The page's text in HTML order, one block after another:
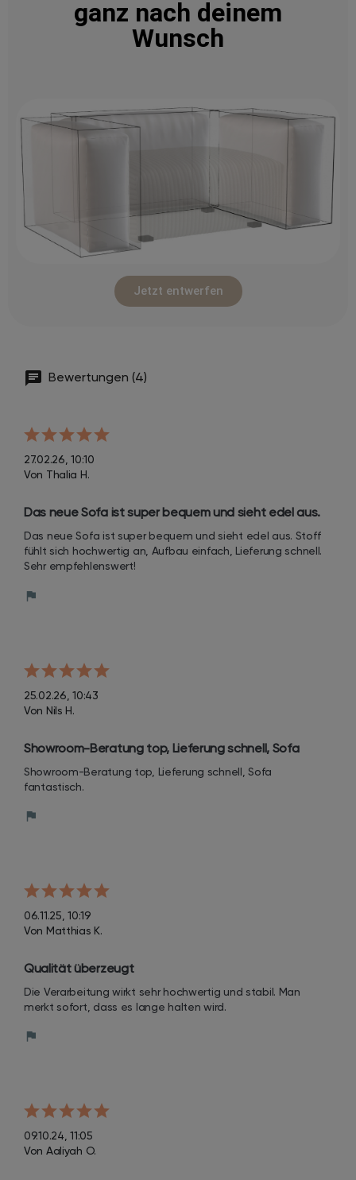
ganz nach deinem
Wunsch
Jetzt entwerfen
Bewertungen (4)
27.02.26, 10:10
Von Thalia H.
Das neue Sofa ist super bequem und sieht edel aus.
Stoff fühlt sich hochwertig an, Aufbau einfach,
Lieferung schnell. Sehr empfehlenswert!
Das neue Sofa ist super bequem und sieht edel aus. Stoff
fühlt sich hochwertig an, Aufbau einfach, Lieferung schnell.
Sehr empfehlenswert!
25.02.26, 10:43
Von Nils H.
Showroom-Beratung top, Lieferung schnell, Sofa
fantastisch.
Showroom-Beratung top, Lieferung schnell, Sofa
fantastisch.
06.11.25, 10:19
Von Matthias K.
Qualität überzeugt
Die Verarbeitung wirkt sehr hochwertig und stabil. Man
merkt sofort, dass es lange halten wird.
09.10.24, 11:05
Von Aaliyah O.